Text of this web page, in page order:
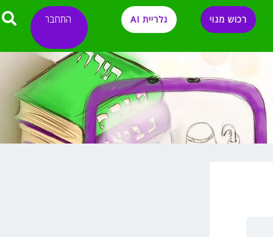
רכוש מנוי גלריית AI התחבר